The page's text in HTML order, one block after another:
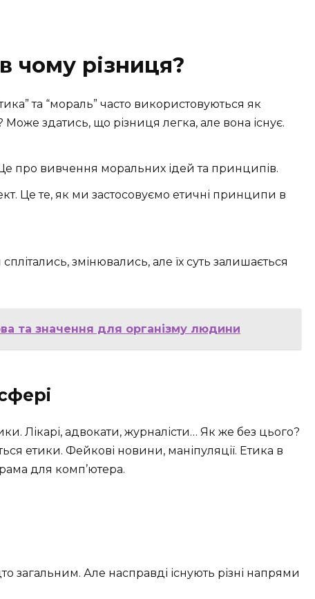
чому різниця?
та “мораль” часто використовуються як
здатись, що різниця легка, але вона існує.
про вивчення моральних ідей та принципів.
Це те, як ми застосовуємо етичні принципи в
змінювались, але їх суть залишається
та значення для організму людини
Лікарі, адвокати, журналісти… Як же без цього?
етики. Фейкові новини, маніпуляції. Етика в
для комп’ютера.
загальним. Але насправді існують різні напрями